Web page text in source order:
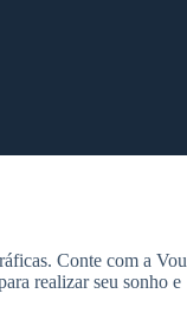
Conte com a Vou
realizar seu sonho e